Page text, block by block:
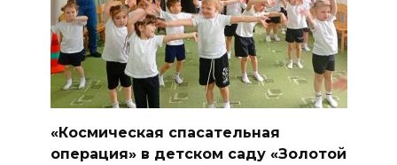
«Космическая спасательная
операция» в детском саду «Золотой